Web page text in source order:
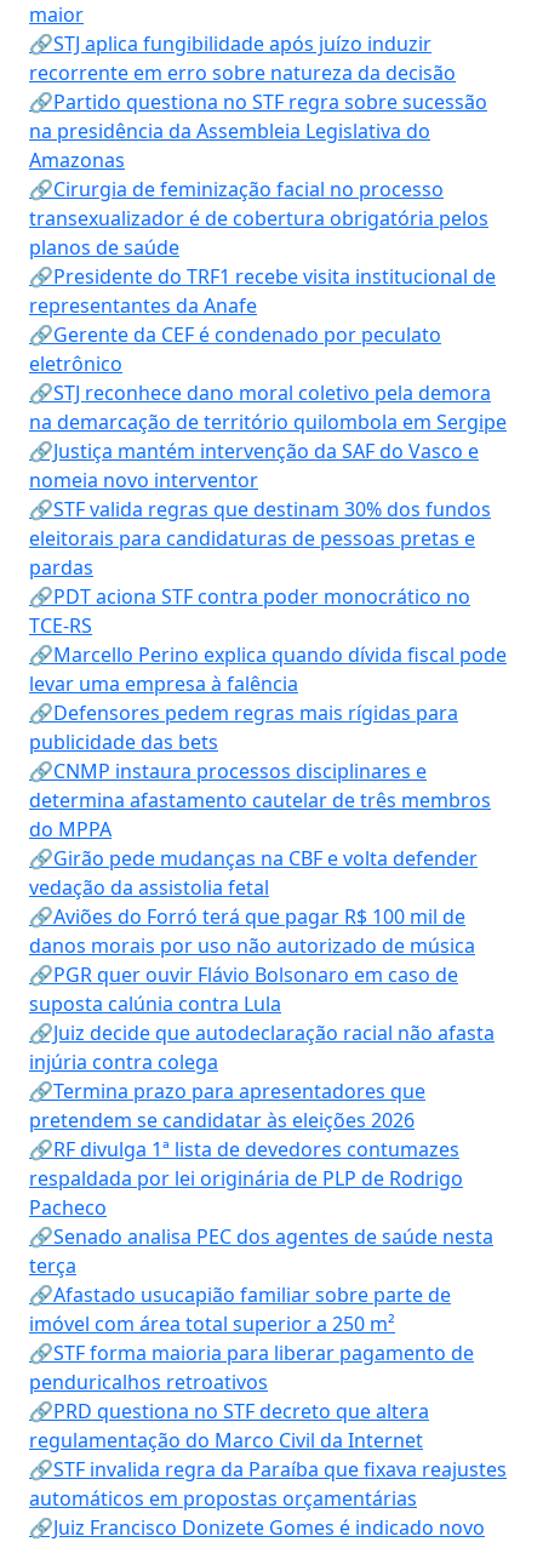
maior
🔗STJ aplica fungibilidade após juízo induzir
recorrente em erro sobre natureza da decisão
🔗Partido questiona no STF regra sobre sucessão
na presidência da Assembleia Legislativa do
Amazonas
🔗Cirurgia de feminização facial no processo
transexualizador é de cobertura obrigatória pelos
planos de saúde
🔗Presidente do TRF1 recebe visita institucional de
representantes da Anafe
🔗Gerente da CEF é condenado por peculato
eletrônico
🔗STJ reconhece dano moral coletivo pela demora
na demarcação de território quilombola em Sergipe
🔗Justiça mantém intervenção da SAF do Vasco e
nomeia novo interventor
🔗STF valida regras que destinam 30% dos fundos
eleitorais para candidaturas de pessoas pretas e
pardas
🔗PDT aciona STF contra poder monocrático no
TCE-RS
🔗Marcello Perino explica quando dívida fiscal pode
levar uma empresa à falência
🔗Defensores pedem regras mais rígidas para
publicidade das bets
🔗CNMP instaura processos disciplinares e
determina afastamento cautelar de três membros
do MPPA
🔗Girão pede mudanças na CBF e volta defender
vedação da assistolia fetal
🔗Aviões do Forró terá que pagar R$ 100 mil de
danos morais por uso não autorizado de música
🔗PGR quer ouvir Flávio Bolsonaro em caso de
suposta calúnia contra Lula
🔗Juiz decide que autodeclaração racial não afasta
injúria contra colega
🔗Termina prazo para apresentadores que
pretendem se candidatar às eleições 2026
🔗RF divulga 1ª lista de devedores contumazes
respaldada por lei originária de PLP de Rodrigo
Pacheco
🔗Senado analisa PEC dos agentes de saúde nesta
terça
🔗Afastado usucapião familiar sobre parte de
imóvel com área total superior a 250 m²
🔗STF forma maioria para liberar pagamento de
penduricalhos retroativos
🔗PRD questiona no STF decreto que altera
regulamentação do Marco Civil da Internet
🔗STF invalida regra da Paraíba que fixava reajustes
automáticos em propostas orçamentárias
🔗Juiz Francisco Donizete Gomes é indicado novo